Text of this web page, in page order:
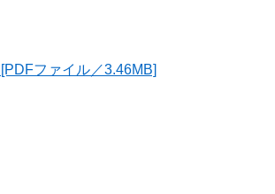
ファイル／3.46MB]